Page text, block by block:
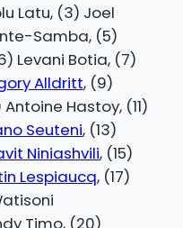
Latu, (3) Joel
Samba, (5)
Levani Botia, (7)
Alldritt, (9)
Antoine Hastoy, (11)
Seuteni, (13)
Niniashvili, (15)
Lespiaucq, (17)
Timo, (20)